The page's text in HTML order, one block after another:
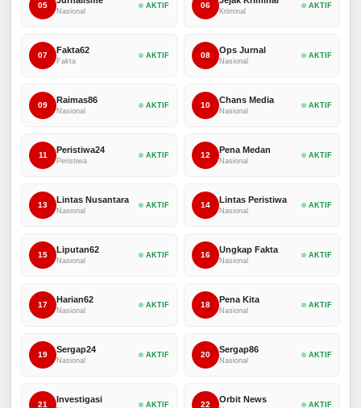
05
Nasional
AKTIF 06
Kriminal
AKTIF
07
Fakta62
Fakta
AKTIF 08
Ops Jurnal
Nasional
AKTIF
09
Raimas86
Nasional
AKTIF 10
Chans Media
Nasional
AKTIF
11
Peristiwa24
Peristiwa
AKTIF 12
Pena Medan
Nasional
AKTIF
13
Lintas Nusantara
Nasional
AKTIF 14
Lintas Peristiwa
Nasional
AKTIF
15
Liputan62
Nasional
AKTIF 16
Ungkap Fakta
Nasional
AKTIF
17
Harian62
Nasional
AKTIF 18
Pena Kita
Nasional
AKTIF
19
Sergap24
Nasional
AKTIF 20
Sergap86
Nasional
AKTIF
21
Investigasi
AKTIF 22
Orbit News
AKTIF